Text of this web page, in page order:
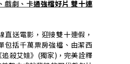
戲劇、卡通強檔好片 雙十連
直送電影，迎接雙十連假，
包括千萬票房強檔、由潔西
殺艾娃》(獨家)，完美詮釋